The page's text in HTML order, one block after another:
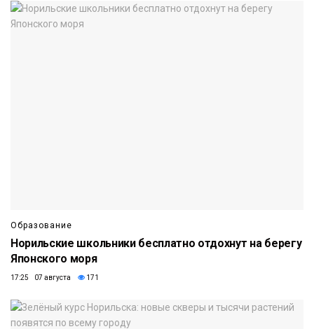
Образование
Норильские школьники бесплатно отдохнут на берегу
Японского моря
17:25 07 августа 171